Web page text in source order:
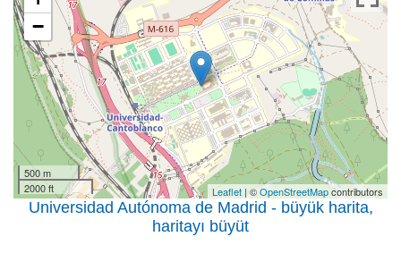
−
500 m
2000 ft
Leaflet | ©OpenStreetMapcontributors
Universidad Autónoma de Madrid - büyük harita,
haritayı büyüt